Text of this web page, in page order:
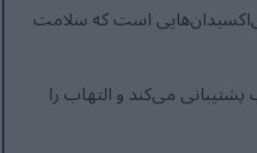
است که سلامت
می‌کند و التهاب را